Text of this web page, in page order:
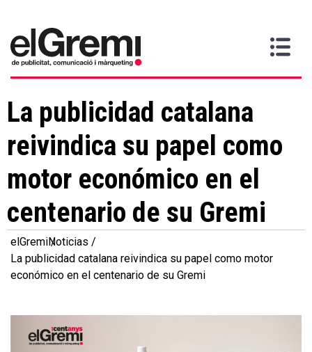
Inicio
Gremi Servicios
>
Contacta
La publicidad catalana
reivindica su papel como
motor económico en el
centenario de su Gremi
elGremiNoticias
La publicidad catalana reivindica su papel como motor
económico en el centenario de su Gremi